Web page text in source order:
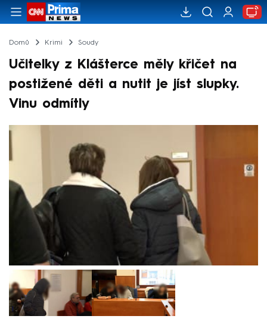
Domů Krimi Soudy
Učitelky z Klášterce měly křičet na
postižené děti a nutit je jíst slupky.
Vinu odmítly